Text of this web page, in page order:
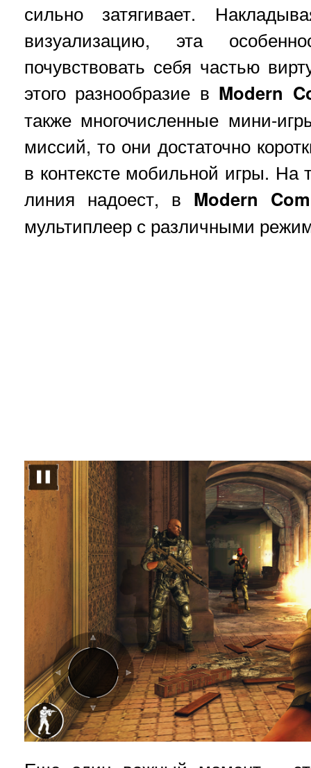
сильно затягивает.
визуализацию, эта
почувствовать себя частью
этого разнообразие в Modern
также многочисленные мини-
миссий, то они достаточно
в контексте мобильной игры. На
линия надоест, в Modern
мультиплеер с различными